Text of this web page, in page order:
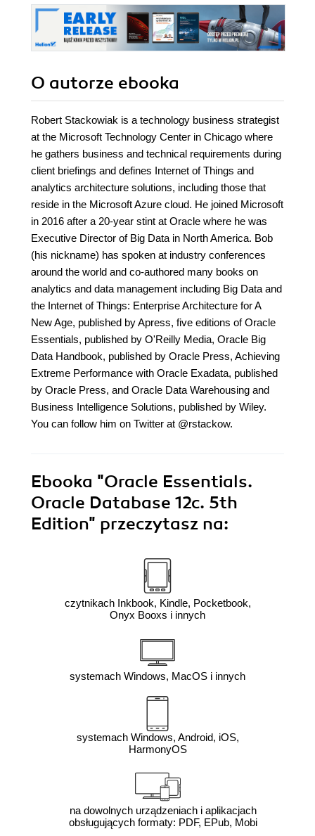
O autorze ebooka
Robert Stackowiak is a technology business strategist
at the Microsoft Technology Center in Chicago where
he gathers business and technical requirements during
client briefings and defines Internet of Things and
analytics architecture solutions, including those that
reside in the Microsoft Azure cloud. He joined Microsoft
in 2016 after a 20-year stint at Oracle where he was
Executive Director of Big Data in North America. Bob
(his nickname) has spoken at industry conferences
around the world and co-authored many books on
analytics and data management including Big Data and
the Internet of Things: Enterprise Architecture for A
New Age, published by Apress, five editions of Oracle
Essentials, published by O'Reilly Media, Oracle Big
Data Handbook, published by Oracle Press, Achieving
Extreme Performance with Oracle Exadata, published
by Oracle Press, and Oracle Data Warehousing and
Business Intelligence Solutions, published by Wiley.
You can follow him on Twitter at @rstackow.
Ebooka "Oracle Essentials.
Oracle Database 12c. 5th
Edition" przeczytasz na:
czytnikach Inkbook, Kindle, Pocketbook,
Onyx Booxs i innych
systemach Windows, MacOS i innych
systemach Windows, Android, iOS,
HarmonyOS
na dowolnych urządzeniach i aplikacjach
obsługujących formaty: PDF, EPub, Mobi